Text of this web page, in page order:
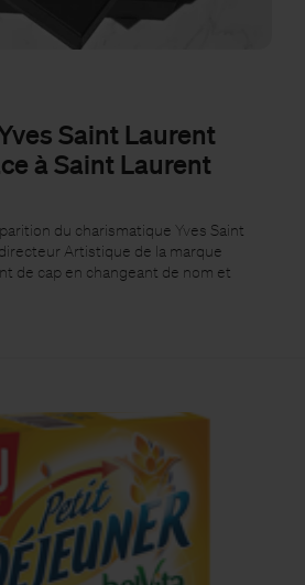
Saint Laurent
à Saint Laurent
du charismatique Yves Saint
Artistique de la marque
de cap en changeant de nom et